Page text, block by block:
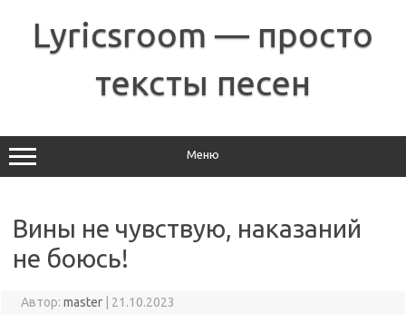
содержимому
Lyricsroom — просто
тексты песен
Меню
Вины не чувствую, наказаний
не боюсь!
Автор: master 21.10.2023